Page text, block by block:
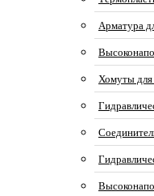
Арматура
Хомуты для